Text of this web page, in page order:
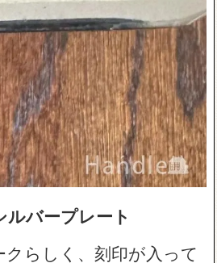
バープレート
らしく、刻印が入って